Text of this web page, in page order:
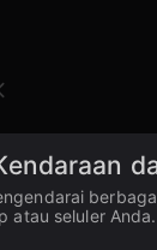
atau seluler